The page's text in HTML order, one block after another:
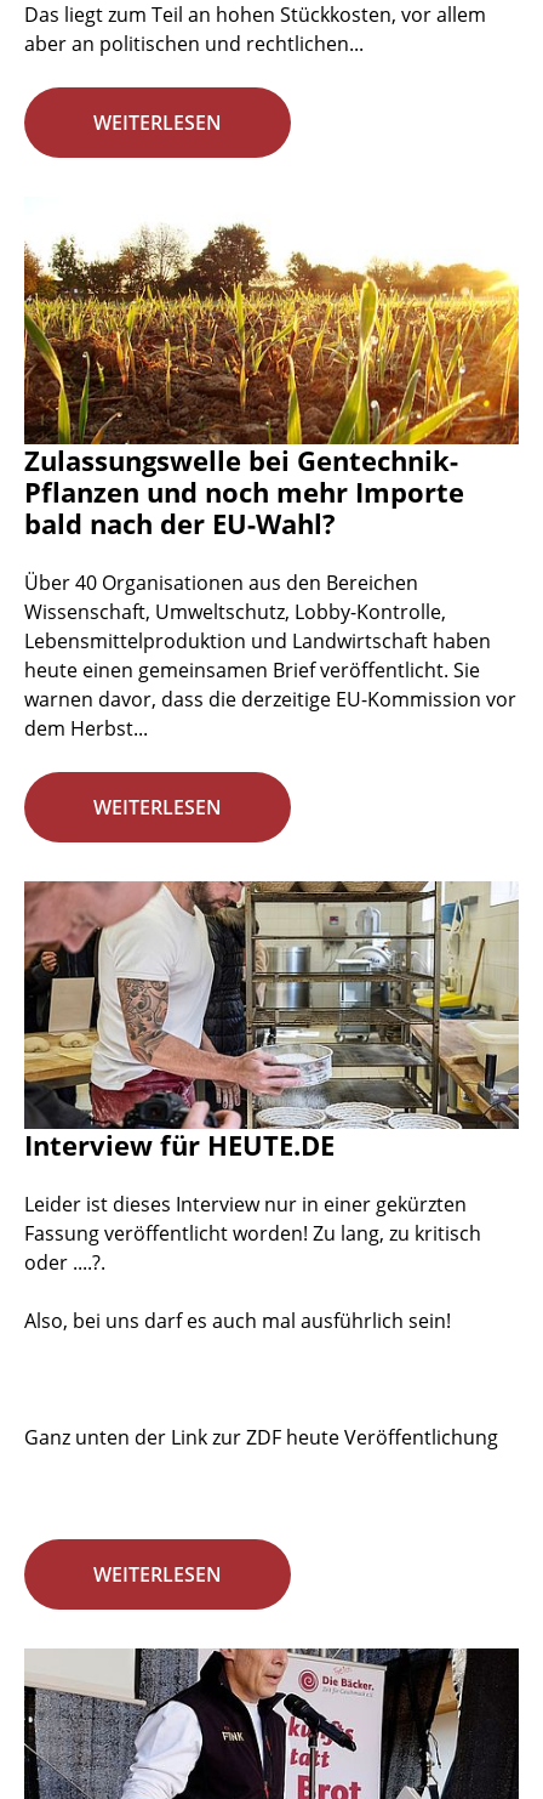
Das liegt zum Teil an hohen Stückkosten, vor allem
aber an politischen und rechtlichen...
WEITERLESEN
Zulassungswelle bei Gentechnik-
Pflanzen und noch mehr Importe
bald nach der EU-Wahl?
Über 40 Organisationen aus den Bereichen
Wissenschaft, Umweltschutz, Lobby-Kontrolle,
Lebensmittelproduktion und Landwirtschaft haben
heute einen gemeinsamen Brief veröffentlicht. Sie
warnen davor, dass die derzeitige EU-Kommission vor
dem Herbst...
WEITERLESEN
Interview für HEUTE.DE
Leider ist dieses Interview nur in einer gekürzten
Fassung veröffentlicht worden! Zu lang, zu kritisch
oder ....?.
Also, bei uns darf es auch mal ausführlich sein!
Ganz unten der Link zur ZDF heute Veröffentlichung
WEITERLESEN